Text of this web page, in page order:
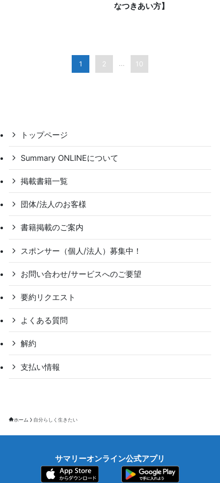
なつきあい方】
1 2 ... 10
トップページ
Summary ONLINEについて
掲載書籍一覧
団体/法人のお客様
書籍掲載のご案内
スポンサー（個人/法人）募集中！
お問い合わせ/サービスへのご要望
要約リクエスト
よくある質問
解約
支払い情報
ホーム 自分らしく生きたい
サマリーオンライン公式アプリ